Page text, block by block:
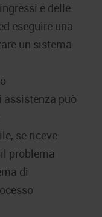
e delle
eseguire una
un sistema
assistenza può
se riceve
problema
di